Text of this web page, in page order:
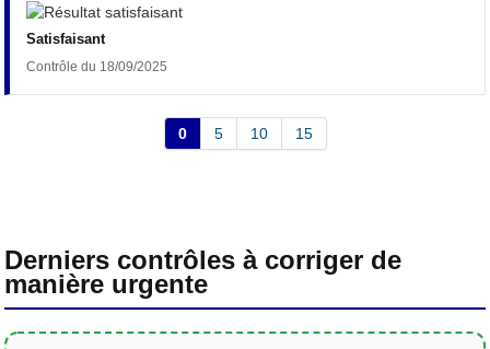
Satisfaisant
Contrôle du 18/09/2025
0 5 10 15
Derniers contrôles à corriger de
manière urgente